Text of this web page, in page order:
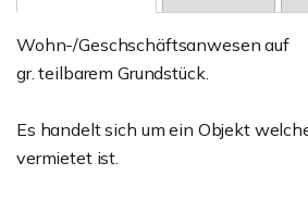
Wohn-/Geschschäftsanwesen auf
gr. teilbarem Grundstück.
Es handelt sich um ein Objekt
vermietet ist.